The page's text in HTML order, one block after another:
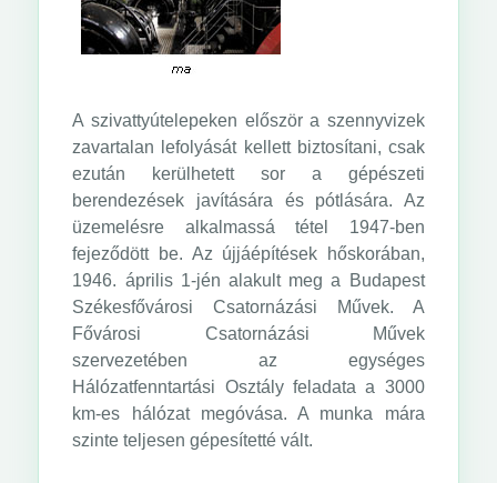
A szivattyútelepeken először a szennyvizek
zavartalan lefolyását kellett biztosítani, csak
ezután kerülhetett sor a gépészeti
berendezések javítására és pótlására. Az
üzemelésre alkalmassá tétel 1947-ben
fejeződött be. Az újjáépítések hőskorában,
1946. április 1-jén alakult meg a Budapest
Székesfővárosi Csatornázási Művek. A
Fővárosi Csatornázási Művek
szervezetében az egységes
Hálózatfenntartási Osztály feladata a 3000
km-es hálózat megóvása. A munka mára
szinte teljesen gépesítetté vált.